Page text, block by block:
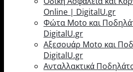
Online | DigitalU.gr
Φώτα Moto και
DigitalU.gr
Αξεσουάρ Moto και
DigitalU.gr
Ανταλλακτικά